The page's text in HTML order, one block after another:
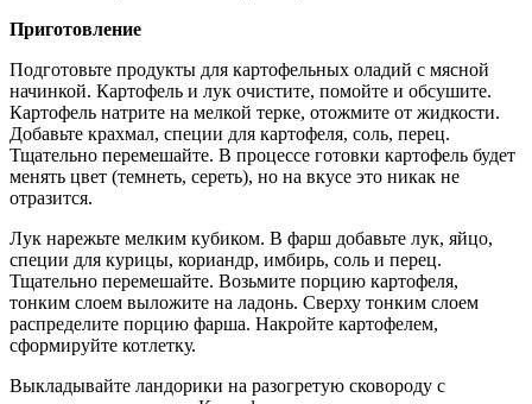
Приготовление
Подготовьте продукты для картофельных оладий с мясной
начинкой. Картофель и лук очистите, помойте и обсушите.
Картофель натрите на мелкой терке, отожмите от жидкости.
Добавьте крахмал, специи для картофеля, соль, перец.
Тщательно перемешайте. В процессе готовки картофель будет
менять цвет (темнеть, сереть), но на вкусе это никак не
отразится.
Лук нарежьте мелким кубиком. В фарш добавьте лук, яйцо,
специи для курицы, кориандр, имбирь, соль и перец.
Тщательно перемешайте. Возьмите порцию картофеля,
тонким слоем выложите на ладонь. Сверху тонким слоем
распределите порцию фарша. Накройте картофелем,
сформируйте котлетку.
Выкладывайте ландорики на разогретую сковороду с